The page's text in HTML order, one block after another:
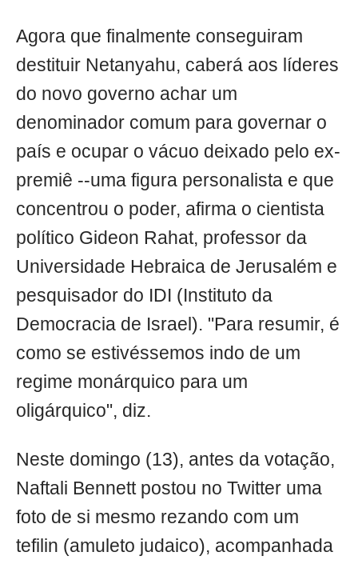
Agora que finalmente conseguiram
destituir Netanyahu, caberá aos líderes
do novo governo achar um
denominador comum para governar o
país e ocupar o vácuo deixado pelo ex-
premiê --uma figura personalista e que
concentrou o poder, afirma o cientista
político Gideon Rahat, professor da
Universidade Hebraica de Jerusalém e
pesquisador do IDI (Instituto da
Democracia de Israel). "Para resumir, é
como se estivéssemos indo de um
regime monárquico para um
oligárquico", diz.
Neste domingo (13), antes da votação,
Naftali Bennett postou no Twitter uma
foto de si mesmo rezando com um
tefilin (amuleto judaico), acompanhada